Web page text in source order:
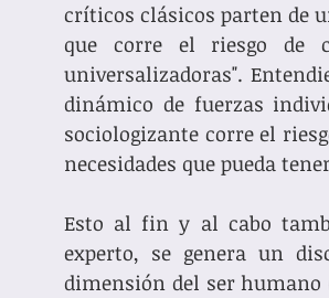
críticos clásicos parten de
que corre el riesgo de
universalizadoras".
dinámico de fuerzas
sociologizante corre el
necesidades que pueda
Esto al fin y al cabo
experto, se genera un
dimensión del ser